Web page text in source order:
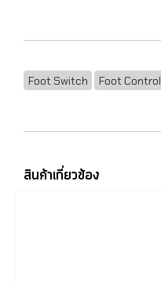
Foot Switch Foot Control
สินค้าเกี่ยวข้อง